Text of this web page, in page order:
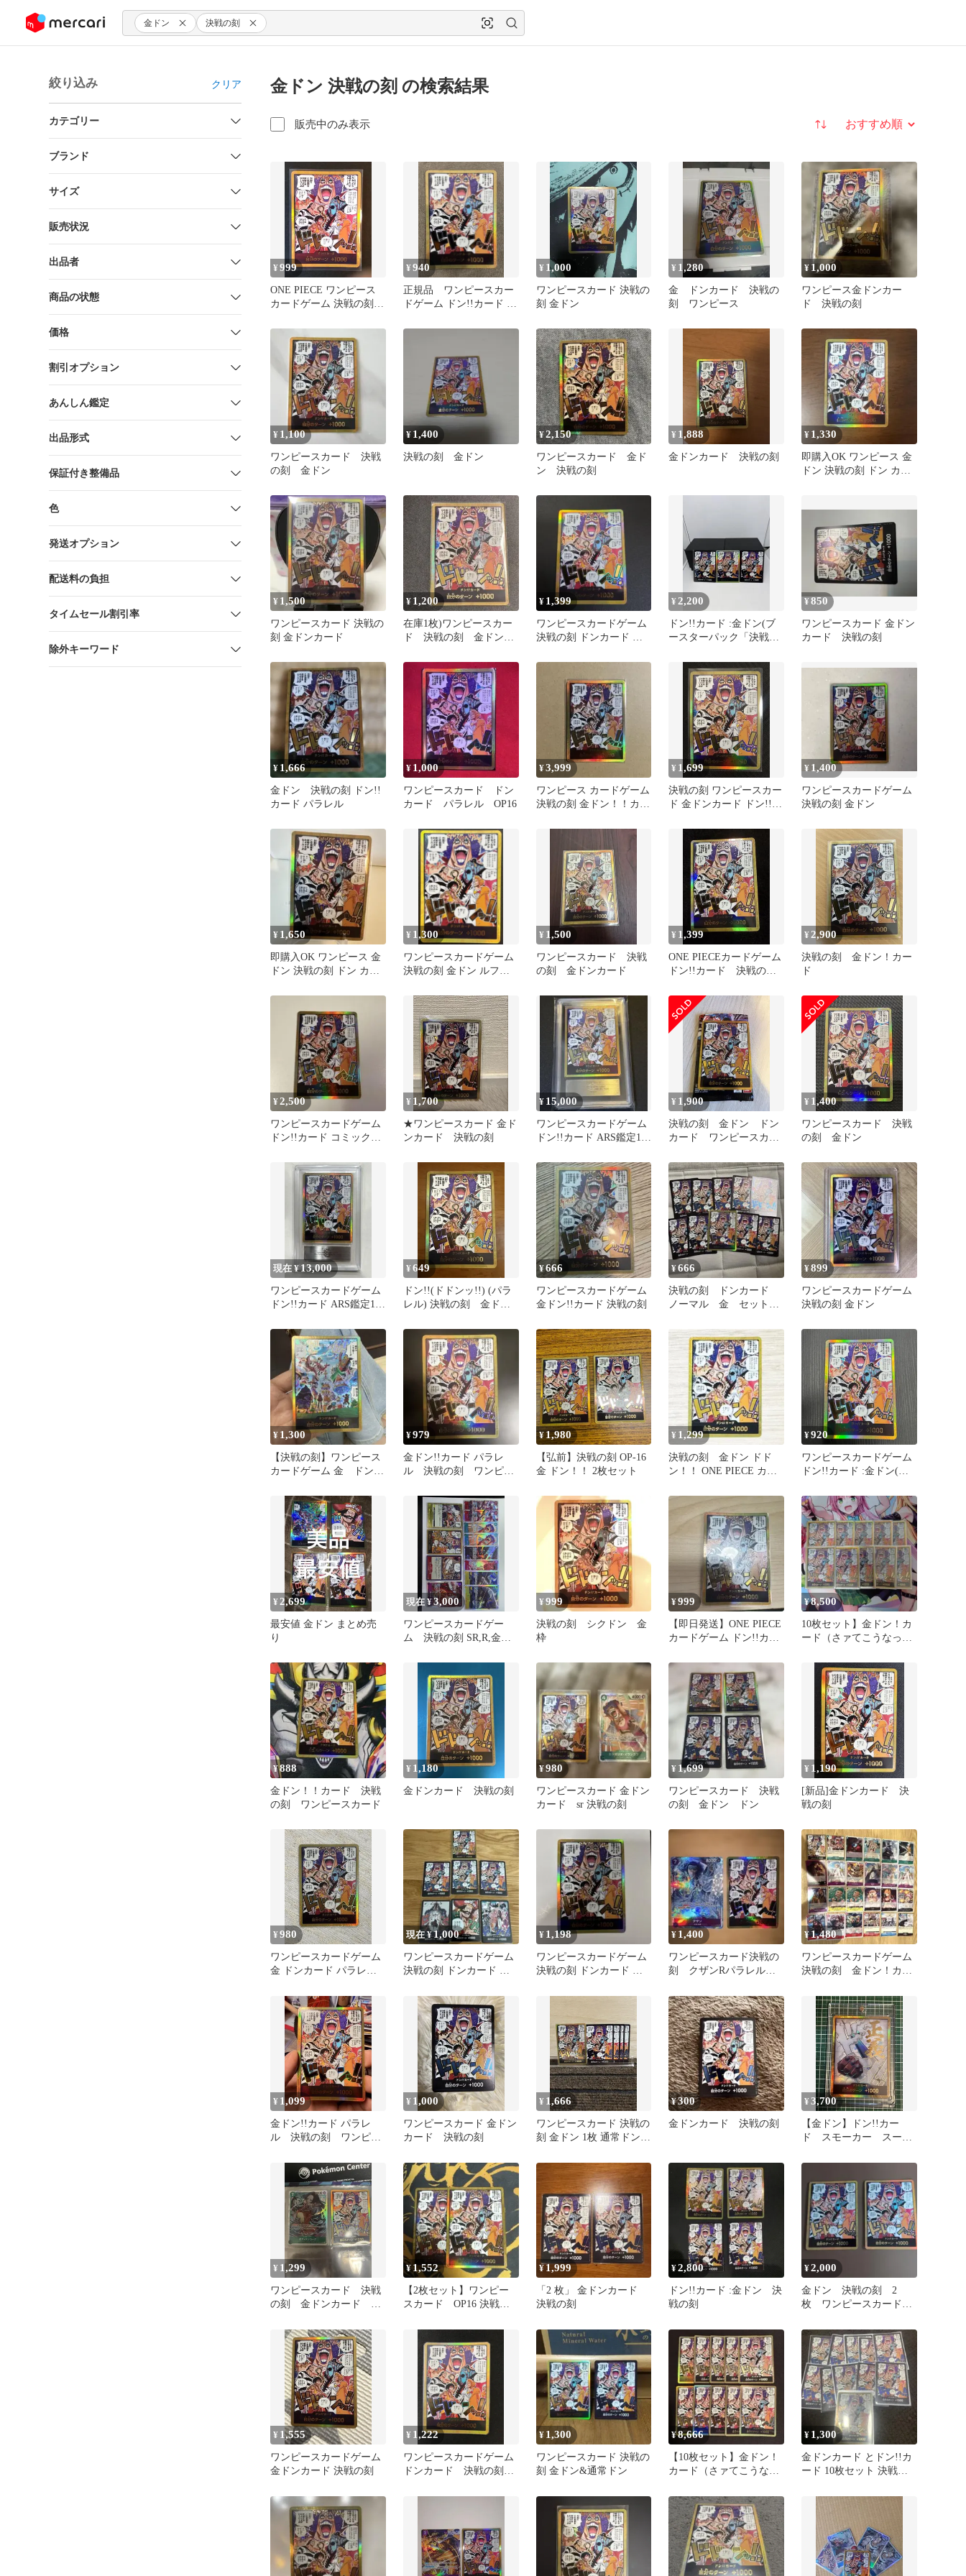
ツにスキップ 金ドン 決戦の刻
絞り込み クリア
カテゴリー
ブランド
サイズ
販売状況
出品者
商品の状態
価格
割引オプション
あんしん鑑定
出品形式
保証付き整備品
色
発送オプション
配送料の負担
タイムセール割引率
除外キーワード
金ドン 決戦の刻 の検索結果
販売中のみ表示 並び替え
¥999
ONE PIECE ワンピース
カードゲーム 決戦の刻
¥940
正規品 ワンピースカー
ドゲーム ドン!!カード 決
¥ 1,000
ワンピースカード 決戦の
刻 金ドン
¥ 1,280
金 ドンカード 決戦の
刻 ワンピース
¥ 1,000
ワンピース金ドンカー
ド 決戦の刻
¥ 1,100
ワンピースカード 決戦
の刻 金ドン
¥ 1,400
決戦の刻 金ドン
¥2,150
ワンピースカード 金ド
ン 決戦の刻
¥ 1,888
金ドンカード 決戦の刻
¥ 1,330
即購入OK ワンピース 金
ドン 決戦の刻 ドン カー
¥ 1,500
ワンピースカード 決戦の
刻 金ドンカード
¥ 1,200
在庫1枚)ワンピースカー
ド 決戦の刻 金ドン
¥ 1,399
ワンピースカードゲーム
決戦の刻 ドンカード 金
¥ 2,200
ドン!!カード :金ドン(ブ
ースターパック「決戦の
¥850
ワンピースカード 金ドン
カード 決戦の刻
¥ 1,666
金ドン 決戦の刻 ドン!!
カード パラレル
¥ 1,000
ワンピースカード ドン
カード パラレル OP16
¥3,999
ワンピース カードゲーム
決戦の刻 金ドン！！カー
¥ 1,699
決戦の刻 ワンピースカー
ド 金ドンカード ドン!!カ
¥ 1,400
ワンピースカードゲーム
決戦の刻 金ドン
¥ 1,650
即購入OK ワンピース 金
ドン 決戦の刻 ドン カー
¥ 1,300
ワンピースカードゲーム
決戦の刻 金ドン ルフィ
¥ 1,500
ワンピースカード 決戦
の刻 金ドンカード
¥ 1,399
ONE PIECEカードゲーム
ドン!!カード 決戦の
¥ 2,900
決戦の刻 金ドン！カー
ド
¥2,500
ワンピースカードゲーム
ドン!!カード コミックパ
¥ 1,700
★ワンピースカード 金ド
ンカード 決戦の刻
¥ 15,000
ワンピースカードゲーム
ドン!!カード ARS鑑定10
¥ 1,900
決戦の刻 金ドン ドン
カード ワンピースカー
¥ 1,400
ワンピースカード 決戦
の刻 金ドン
現在 ¥13,000
ワンピースカードゲーム
ドン!!カード ARS鑑定10+
¥649
ドン!!(ドドンッ!!) (パラ
レル) 決戦の刻 金ド
¥666
ワンピースカードゲーム
金ドン!!カード 決戦の刻
¥666
決戦の刻 ドンカード
ノーマル 金 セット
¥899
ワンピースカードゲーム
決戦の刻 金ドン
¥ 1,300
【決戦の刻】ワンピース
カードゲーム 金 ドン!!
¥979
金ドン!!カード パラレ
ル 決戦の刻 ワンピー
¥1,980
【弘前】決戦の刻 OP-16
金 ドン！！ 2枚セット
¥ 1,299
決戦の刻 金ドン ドド
ン！！ ONE PIECE カー
¥920
ワンピースカードゲーム
ドン!!カード :金ドン(ブ
刻」)
¥ 2,699
最安値 金ドン まとめ売
り
現在 ¥3,000
ワンピースカードゲー
ム 決戦の刻 SR,R,金ド
¥999
決戦の刻 シクドン 金
枠
¥999
【即日発送】ONE PIECE
カードゲーム ドン!!カー
¥8,500
10枚セット】金ドン！カ
ード（さァてこうなった
¥888
金ドン！！カード 決戦
の刻 ワンピースカード
¥ 1,180
金ドンカード 決戦の刻
¥980
ワンピースカード 金ドン
カード sr 決戦の刻
¥ 1,699
ワンピースカード 決戦
の刻 金ドン ドン
¥ 1,190
[新品]金ドンカード 決
戦の刻
¥980
ワンピースカードゲーム
金 ドンカード パラレ
現在 ¥1,000
ワンピースカードゲーム
決戦の刻 ドンカード 金
¥ 1,198
ワンピースカードゲーム
決戦の刻 ドンカード 金
¥ 1,400
ワンピースカード決戦の
刻 クザンRパラレル
¥1,480
ワンピースカードゲーム
決戦の刻 金ドン！カー
セット
¥ 1,099
金ドン!!カード パラレ
ル 決戦の刻 ワンピー
¥ 1,000
ワンピースカード 金ドン
カード 決戦の刻
¥ 1,666
ワンピースカード 決戦の
刻 金ドン 1枚 通常ドン 4
¥300
金ドンカード 決戦の刻
¥3,700
【金ドン】ドン!!カー
ド スモーカー スーパ
ーパーパラレル
¥ 1,299
ワンピースカード 決戦
の刻 金ドンカード ハ
¥1,552
【2枚セット】ワンピー
スカード OP16 決戦の
ルダウン
¥1,999
「2 枚」 金ドンカード
決戦の刻
¥2,800
ドン!!カード :金ドン 決
戦の刻
¥2,000
金ドン 決戦の刻 2
枚 ワンピースカードゲ
¥ 1,555
ワンピースカードゲーム
金ドンカード 決戦の刻
¥ 1,222
ワンピースカードゲーム
ドンカード 決戦の刻
¥ 1,300
ワンピースカード 決戦の
刻 金ドン&通常ドン
¥8,666
【10枚セット】金ドン！
カード（さァてこうなっ
¥ 1,300
金ドンカード とドン!!カ
ード 10枚セット 決戦の